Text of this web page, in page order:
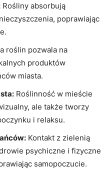
Rośliny absorbują
poprawiając⁢
roślin pozwala na
produktów
miasta.
Roślinność w mieście
ale także tworzy
i relaksu.
Kontakt z‌ zielenią
psychiczne i fizyczne
samopoczucie.